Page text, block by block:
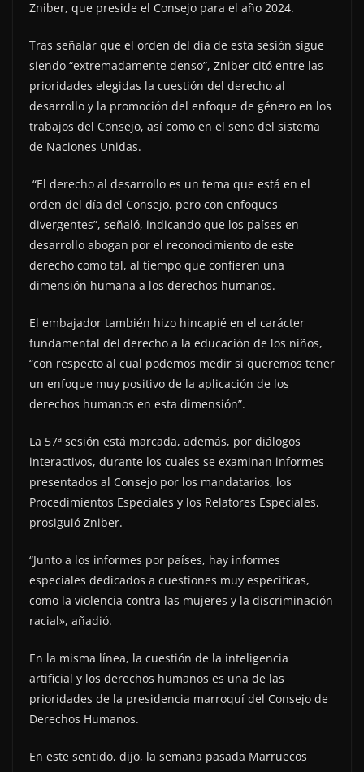
Zniber, que preside el Consejo para el año 2024.
Tras señalar que el orden del día de esta sesión sigue
siendo “extremadamente denso”, Zniber citó entre las
prioridades elegidas la cuestión del derecho al
desarrollo y la promoción del enfoque de género en los
trabajos del Consejo, así como en el seno del sistema
de Naciones Unidas.
“El derecho al desarrollo es un tema que está en el
orden del día del Consejo, pero con enfoques
divergentes”, señaló, indicando que los países en
desarrollo abogan por el reconocimiento de este
derecho como tal, al tiempo que confieren una
dimensión humana a los derechos humanos.
El embajador también hizo hincapié en el carácter
fundamental del derecho a la educación de los niños,
“con respecto al cual podemos medir si queremos tener
un enfoque muy positivo de la aplicación de los
derechos humanos en esta dimensión”.
La 57ª sesión está marcada, además, por diálogos
interactivos, durante los cuales se examinan informes
presentados al Consejo por los mandatarios, los
Procedimientos Especiales y los Relatores Especiales,
prosiguió Zniber.
“Junto a los informes por países, hay informes
especiales dedicados a cuestiones muy específicas,
como la violencia contra las mujeres y la discriminación
racial», añadió.
En la misma línea, la cuestión de la inteligencia
artificial y los derechos humanos es una de las
prioridades de la presidencia marroquí del Consejo de
Derechos Humanos.
En este sentido, dijo, la semana pasada Marruecos